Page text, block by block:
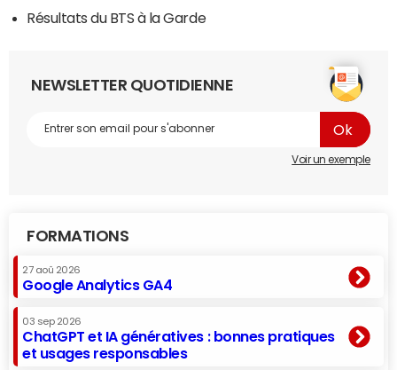
Résultats du BTS à la Garde
NEWSLETTER QUOTIDIENNE
Voir un exemple
FORMATIONS
27 aoû 2026
Google Analytics GA4
03 sep 2026
ChatGPT et IA génératives : bonnes pratiques
et usages responsables